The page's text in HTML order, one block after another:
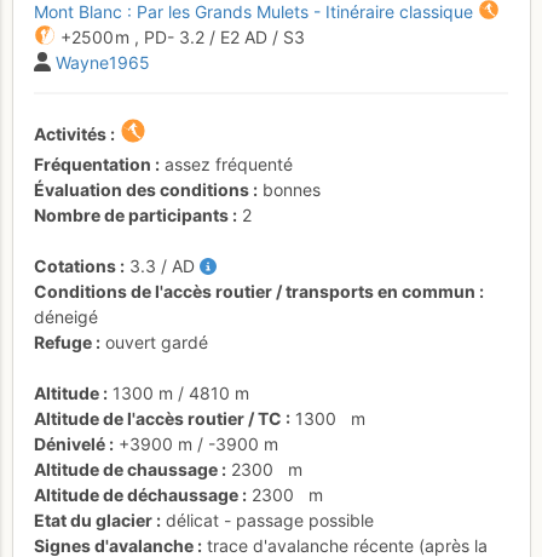
Mont Blanc : Par les Grands Mulets - Itinéraire classique
+2500 m , PD- 3.2 / E2 AD / S3
Wayne1965
Activités
Fréquentation
assez fréquenté
Évaluation des conditions
bonnes
Nombre de participants
2
Cotations 3.3 / AD
Conditions de l'accès routier / transports en commun
déneigé
Refuge
ouvert gardé
Altitude 1300 m / 4810 m
Altitude de l'accès routier / TC
1300
m
Dénivelé
+3900 m / -3900 m
Altitude de chaussage
2300
m
Altitude de déchaussage
2300
m
Etat du glacier
délicat - passage possible
Signes d'avalanche
trace d'avalanche récente (après la